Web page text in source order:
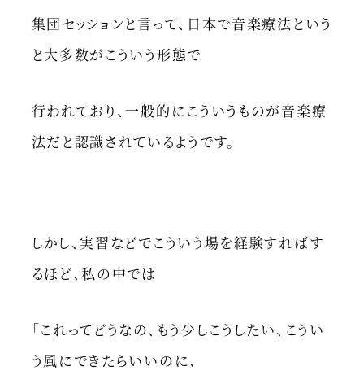
集団セッションと言って、日本で音楽療法という
と大多数がこういう形態で
行われており、一般的にこういうものが音楽療
法だと認識されているようです。
しかし、実習などでこういう場を経験すればす
るほど、私の中では
「これってどうなの、もう少しこうしたい、こうい
う風にできたらいいのに、